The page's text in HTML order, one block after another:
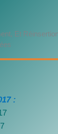
Et
: